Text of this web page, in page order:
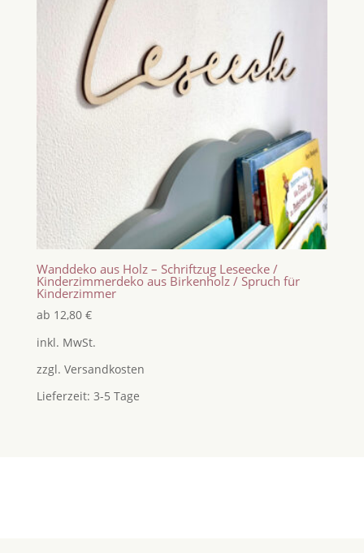
Wanddeko aus Holz – Schriftzug Leseecke /
Kinderzimmerdeko aus Birkenholz / Spruch für
Kinderzimmer
ab 12,80 €
inkl. MwSt.
zzgl. Versandkosten
Lieferzeit: 3-5 Tage